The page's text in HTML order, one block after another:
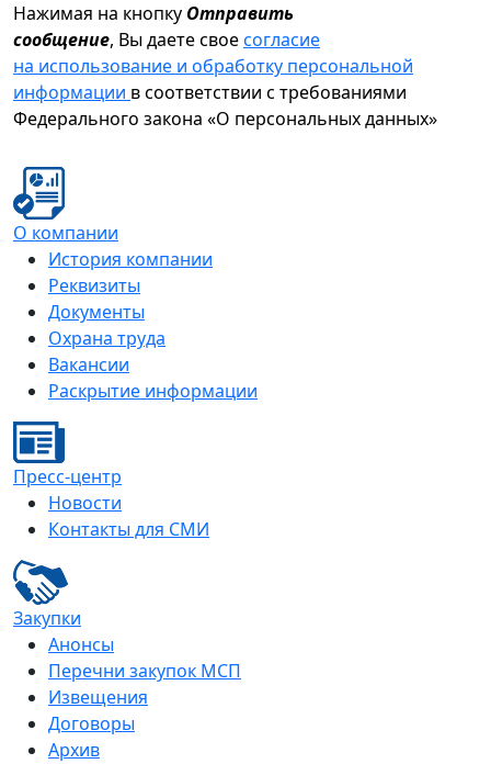
Нажимая на кнопку Отправить
сообщение, Вы даете своесогласие
на использование и обработку персональной
информации в соответствии с требованиями
Федерального закона «О персональных данных»
О компании
История компании
Реквизиты
Документы
Охрана труда
Вакансии
Раскрытие информации
Пресс-центр
Новости
Контакты для СМИ
Закупки
Анонсы
Перечни закупок МСП
Извещения
Договоры
Архив